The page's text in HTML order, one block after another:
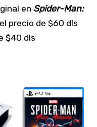
en Spider-Man:
precio de $60 dls
$40 dls